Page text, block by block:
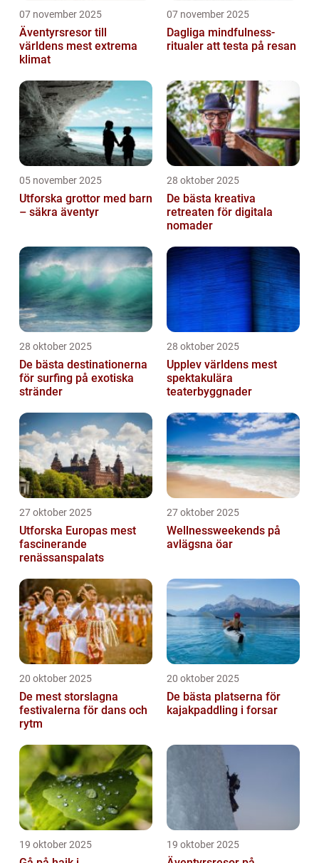
07 november 2025
Äventyrsresor till
världens mest extrema
klimat
07 november 2025
Dagliga mindfulness-
ritualer att testa på resan
05 november 2025
Utforska grottor med barn
– säkra äventyr
28 oktober 2025
De bästa kreativa
retreaten för digitala
nomader
28 oktober 2025
De bästa destinationerna
för surfing på exotiska
stränder
28 oktober 2025
Upplev världens mest
spektakulära
teaterbyggnader
27 oktober 2025
Utforska Europas mest
fascinerande
renässanspalats
27 oktober 2025
Wellnessweekends på
avlägsna öar
20 oktober 2025
De mest storslagna
festivalerna för dans och
rytm
20 oktober 2025
De bästa platserna för
kajakpaddling i forsar
19 oktober 2025 19 oktober 2025